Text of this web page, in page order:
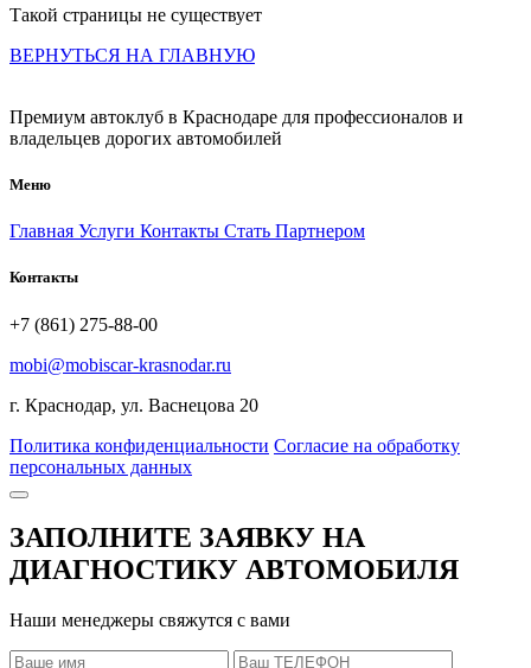
Такой страницы не существует
ВЕРНУТЬСЯ НА ГЛАВНУЮ
Премиум автоклуб в Краснодаре для профессионалов и
владельцев дорогих автомобилей
Меню
Главная Услуги Контакты Стать Партнером
Контакты
+7 (861) 275-88-00
mobi@mobiscar-krasnodar.ru
г. Краснодар, ул. Васнецова 20
Политика конфиденциальности Согласие на обработку
персональных данных
ЗАПОЛНИТЕ ЗАЯВКУ НА
ДИАГНОСТИКУ АВТОМОБИЛЯ
Наши менеджеры свяжутся с вами